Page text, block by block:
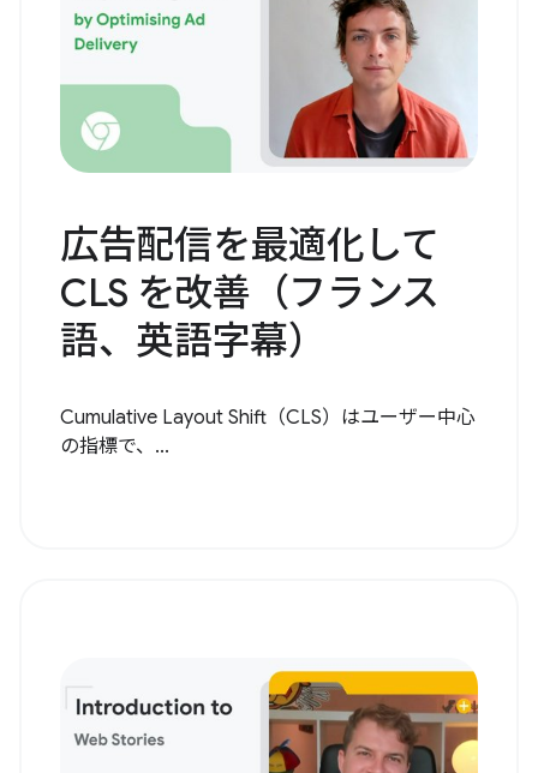
広告配信を最適化して
CLS を改善（フランス
語、英語字幕）
Cumulative Layout Shift（CLS）はユーザー中心
の指標で、...